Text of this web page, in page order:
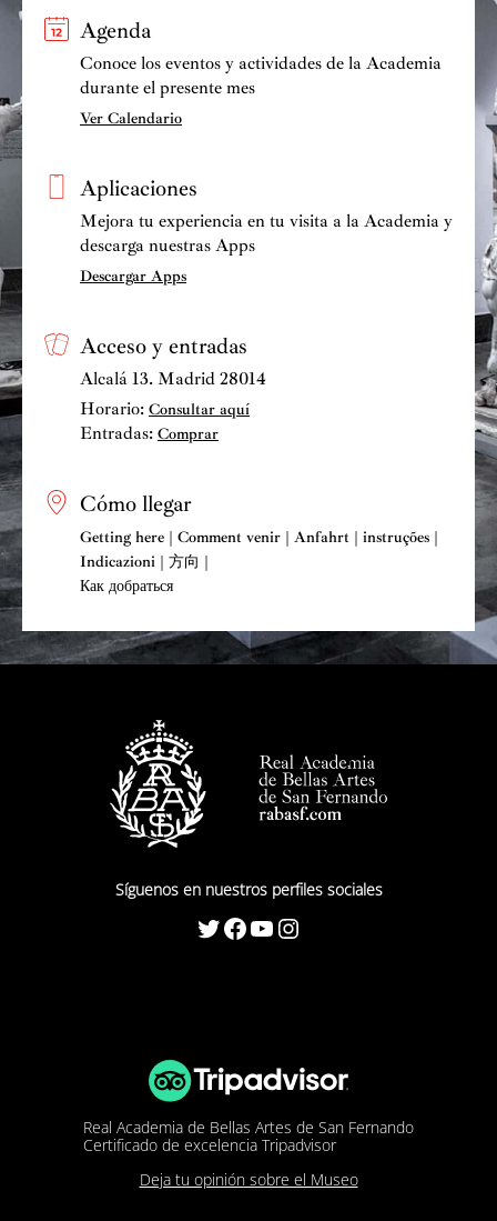
Agenda
Conoce los eventos y actividades de la Academia
durante el presente mes
Ver Calendario
Aplicaciones
Mejora tu experiencia en tu visita a la Academia y
descarga nuestras Apps
Descargar Apps
Acceso y entradas
Alcalá 13. Madrid 28014
Horario: Consultar aquí
Entradas: Comprar
Cómo llegar
Getting here | Comment venir | Anfahrt | instruções |
Indicazioni | 方向 |
Как добраться
Síguenos en nuestros perfiles sociales
Twitter Facebook YouTube Instagram
Real Academia de Bellas Artes de San Fernando
Certificado de excelencia Tripadvisor
Deja tu opinión sobre el Museo